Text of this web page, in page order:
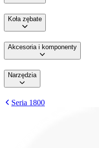
Koła zębate
Akcesoria i komponenty
Narzędzia
Seria 1800